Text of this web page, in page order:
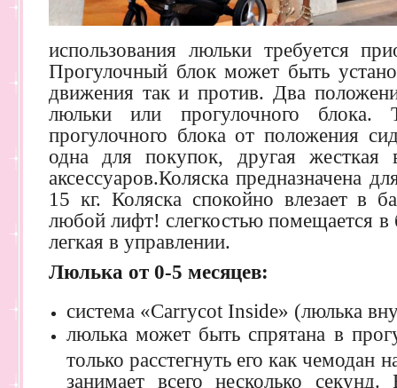
использования люльки требуется
Прогулочный блок может быть
движения так и против. Два
люльки или прогулочного блока.
прогулочного блока от положения
одна для покупок, другая жесткая
аксессуаров.Коляска предназначена
15 кг. Коляска спокойно влезает в
любой лифт! слегкостью помещается в
легкая в управлении.
Люлька от 0-5 месяцев:
система «Carrycot Inside» (люлька
люлька может быть спрятана в
только расстегнуть его как
занимает всего несколько